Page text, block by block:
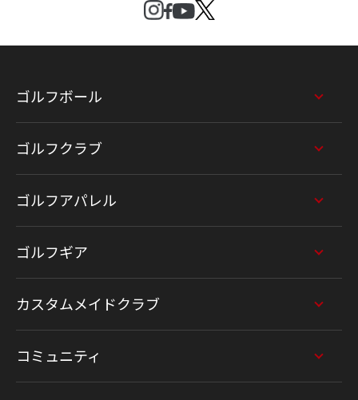
ゴルフボール
ゴルフクラブ
ゴルフアパレル
ゴルフギア
カスタムメイドクラブ
コミュニティ